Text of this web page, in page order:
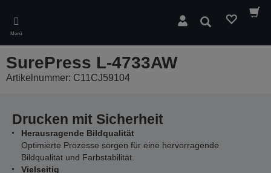
main
content
Menü
Suchen
SurePress L-4733AW
Artikelnummer: C11CJ59104
Drucken mit Sicherheit
Herausragende Bildqualität
Optimierte Prozesse sorgen für eine hervorragende
Bildqualität und Farbstabilität.
Vielseitig